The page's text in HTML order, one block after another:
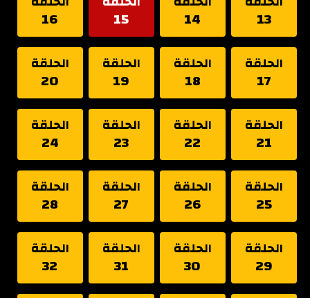
13
14
15
16
الحلقة
17
الحلقة
18
الحلقة
19
الحلقة
20
الحلقة
21
الحلقة
22
الحلقة
23
الحلقة
24
الحلقة
25
الحلقة
26
الحلقة
27
الحلقة
28
الحلقة
29
الحلقة
30
الحلقة
31
الحلقة
32